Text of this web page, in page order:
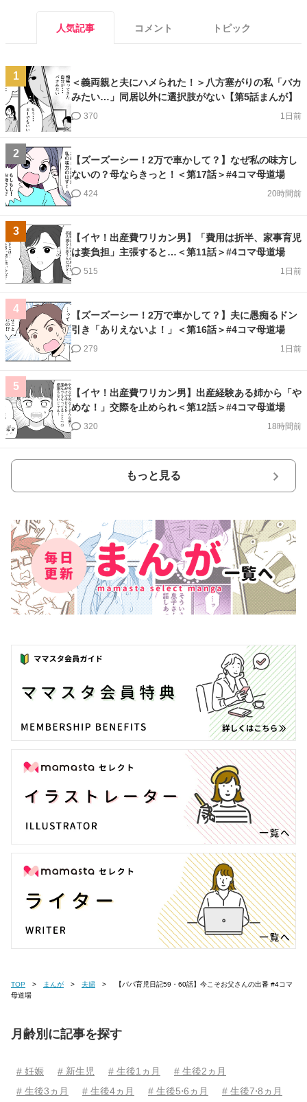
人気記事 コメント トピック
1
＜義両親と夫にハメられた！＞八方塞がりの私「バカ
みたい…」同居以外に選択肢がない【第5話まんが】
1日前
370
2
【ズーズーシー！2万で車かして？】なぜ私の味方し
ないの？母ならきっと！＜第17話＞#4コマ母道場
20時間前
424
3
【イヤ！出産費ワリカン男】「費用は折半、家事育児
は妻負担」主張すると…＜第11話＞#4コマ母道場
1日前
515
4
【ズーズーシー！2万で車かして？】夫に愚痴るドン
引き「ありえないよ！」＜第16話＞#4コマ母道場
1日前
279
5
【イヤ！出産費ワリカン男】出産経験ある姉から「や
めな！」交際を止められ＜第12話＞#4コマ母道場
18時間前
320
もっと見る
TOP まんが 夫婦
母道場
月齢別に記事を探す
# 妊娠 # 新生児 # 生後1ヵ月
# 生後2ヵ月
# 生後3ヵ月
# 生後4ヵ月 # 生後5⋅6ヵ月
# 生後7⋅8ヵ月